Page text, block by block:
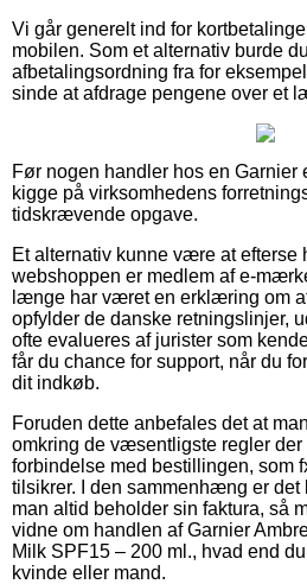
Vi går generelt ind for
mobilen. Som et alternativ burde
afbetalingsordning fra for
sinde at afdrage pengene over et
Før nogen handler hos en Garnier
kigge på virksomhedens
tidskrævende opgave.
Et alternativ kunne være at efterse
webshoppen er medlem af e-
længe har været en erklæring om
opfylder de danske retningslinjer,
ofte evalueres af jurister som
får du chance for support, når du
dit indkøb.
Foruden dette anbefales det at
omkring de væsentligste regler
forbindelse med bestillingen, som
tilsikrer. I den sammenhæng er
man altid beholder sin faktura, så
vidne om handlen af Garnier
Milk SPF15 – 200 ml., hvad end
kvinde eller mand.